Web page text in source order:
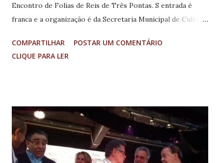
Encontro de Folias de Reis de Três Pontas. S entrada é
franca e a organização é da Secretaria Municipal de Cultura,
COMPARTILHAR
POSTAR UM COMENTÁRIO
CLIQUE PARA LER